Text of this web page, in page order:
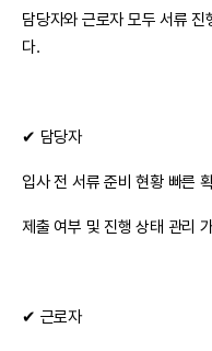
담당자와 근로자 모두 서류
다.
✔ 담당자
입사 전 서류 준비 현황 빠른
제출 여부 및 진행 상태 관리
✔ 근로자